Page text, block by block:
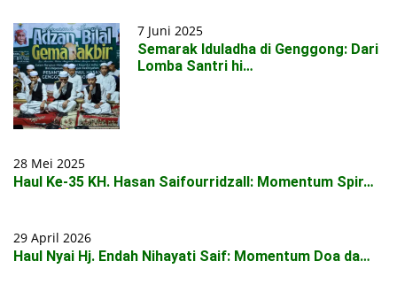
7 Juni 2025
Semarak Iduladha di Genggong: Dari
Lomba Santri hi…
28 Mei 2025
Haul Ke-35 KH. Hasan Saifourridzall: Momentum Spir…
29 April 2026
Haul Nyai Hj. Endah Nihayati Saif: Momentum Doa da…